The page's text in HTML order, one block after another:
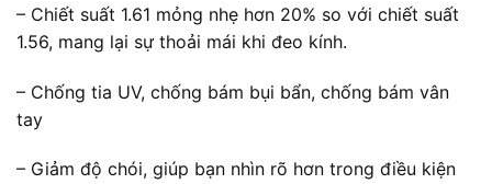
– Chiết suất 1.61 mỏng nhẹ hơn 20% so với chiết suất
1.56, mang lại sự thoải mái khi đeo kính.
– Chống tia UV, chống bám bụi bẩn, chống bám vân
tay
– Giảm độ chói, giúp bạn nhìn rõ hơn trong điều kiện